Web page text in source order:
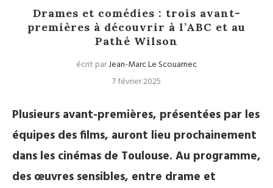
Cinéma
Drames et comédies : trois avant-
premières à découvrir à l’ABC et au
Pathé Wilson
écrit parJean-Marc Le Scouarnec
7 février 2025
Plusieurs avant-premières, présentées par les
équipes des films, auront lieu prochainement
dans les cinémas de Toulouse. Au programme,
des œuvres sensibles, entre drame et